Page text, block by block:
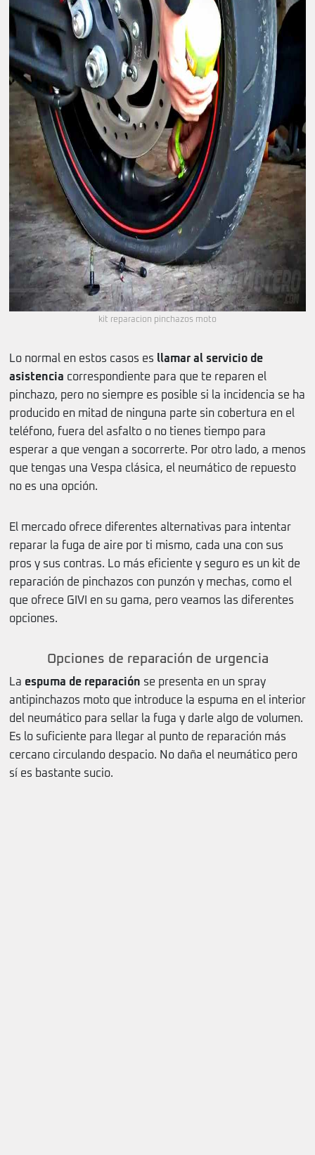
kit reparacion pinchazos moto
Lo normal en estos casos es llamar al servicio de
asistencia correspondiente para que te reparen el
pinchazo, pero no siempre es posible si la incidencia se ha
producido en mitad de ninguna parte sin cobertura en el
teléfono, fuera del asfalto o no tienes tiempo para
esperar a que vengan a socorrerte. Por otro lado, a menos
que tengas una Vespa clásica, el neumático de repuesto
no es una opción.
El mercado ofrece diferentes alternativas para intentar
reparar la fuga de aire por ti mismo, cada una con sus
pros y sus contras. Lo más eficiente y seguro es un kit de
reparación de pinchazos con punzón y mechas, como el
que ofrece GIVI en su gama, pero veamos las diferentes
opciones.
Opciones de reparación de urgencia
La espuma de reparación se presenta en un spray
antipinchazos moto que introduce la espuma en el interior
del neumático para sellar la fuga y darle algo de volumen.
Es lo suficiente para llegar al punto de reparación más
cercano circulando despacio. No daña el neumático pero
sí es bastante sucio.